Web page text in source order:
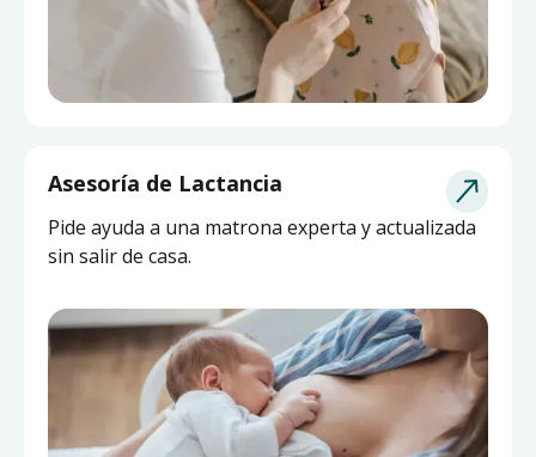
Asesoría de Lactancia
Pide ayuda a una matrona experta y actualizada
sin salir de casa.